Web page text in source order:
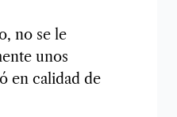
no se le
unos
en calidad de